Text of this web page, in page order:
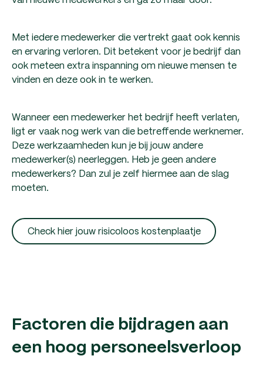
Met iedere medewerker die vertrekt gaat ook kennis
en ervaring verloren. Dit betekent voor je bedrijf dan
ook meteen extra inspanning om nieuwe mensen te
vinden en deze ook in te werken.
Wanneer een medewerker het bedrijf heeft verlaten,
ligt er vaak nog werk van die betreffende werknemer.
Deze werkzaamheden kun je bij jouw andere
medewerker(s) neerleggen. Heb je geen andere
medewerkers? Dan zul je zelf hiermee aan de slag
moeten.
Check hier jouw risicoloos kostenplaatje
Factoren die bijdragen aan
een hoog personeelsverloop